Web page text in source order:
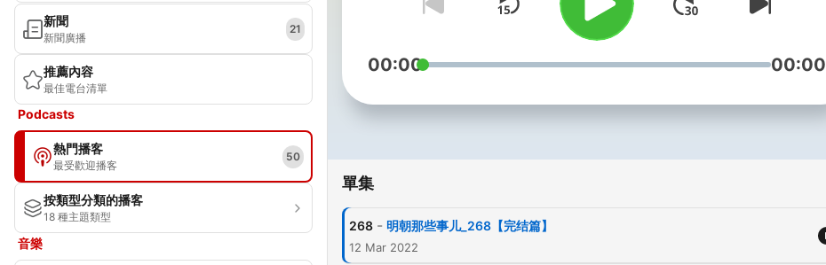
新聞
新聞廣播
21
推薦內容
最佳電台清單
Podcasts
熱門播客
最受歡迎播客
50
按類型分類的播客
18 種主題類型
音樂
上终止了。但存在即合理，消失
的相权会以另外一种方式出现。
惠文帝，小小少年怎么斗得过永
度，修永乐大典、迁都北京、疏
出现了内阁，最终，内阁代表了
00:00 00:00
單集
268 - 明朝那些事儿_268【完结篇】
12 Mar 2022